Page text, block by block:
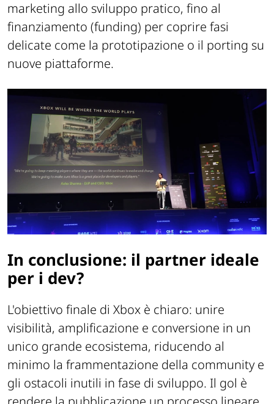
marketing allo sviluppo pratico, fino al
finanziamento (funding) per coprire fasi
delicate come la prototipazione o il porting su
nuove piattaforme.
In conclusione: il partner ideale
per i dev?
L'obiettivo finale di Xbox è chiaro: unire
visibilità, amplificazione e conversione in un
unico grande ecosistema, riducendo al
minimo la frammentazione della community e
gli ostacoli inutili in fase di sviluppo. Il gol è